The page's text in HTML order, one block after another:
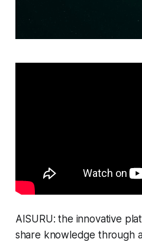
AISURU: the innovative
share knowledge through